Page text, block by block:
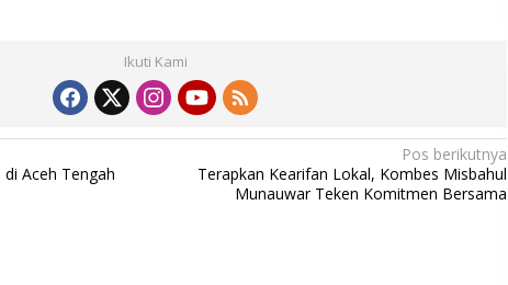
Ikuti Kami
Aceh Tengah
Pos berikutnya
Terapkan Kearifan Lokal, Kombes Misbahul
Munauwar Teken Komitmen Bersama